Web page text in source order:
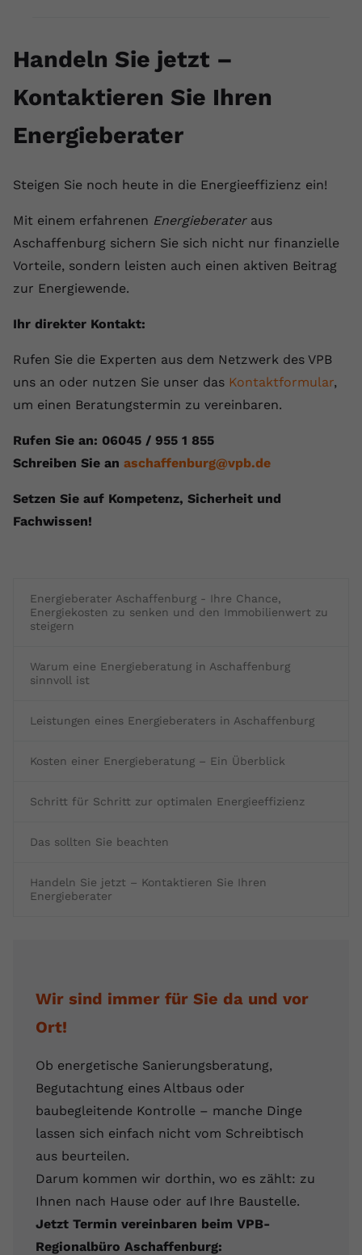
Energieberater Aschaffenburg - Ihre Chance,
Energiekosten zu senken und den Immobilienwert zu
steigern
Warum eine Energieberatung in Aschaffenburg
sinnvoll ist
Leistungen eines Energieberaters in Aschaffenburg
Kosten einer Energieberatung – Ein Überblick
Schritt für Schritt zur optimalen Energieeffizienz
Das sollten Sie beachten
Handeln Sie jetzt – Kontaktieren Sie Ihren
Energieberater
Wir sind immer für Sie da und vor
Ort!
Ob energetische Sanierungsberatung,
Begutachtung eines Altbaus oder
baubegleitende Kontrolle – manche Dinge
lassen sich einfach nicht vom Schreibtisch
aus beurteilen.
Darum kommen wir dorthin, wo es zählt: zu
Ihnen nach Hause oder auf Ihre Baustelle.
Jetzt Termin vereinbaren beim VPB-
Regionalbüro Aschaffenburg:
Handeln Sie jetzt –
Kontaktieren Sie Ihren
Energieberater
Steigen Sie noch heute in die Energieeffizienz ein!
Mit einem erfahrenen Energieberateraus
Aschaffenburg sichern Sie sich nicht nur finanzielle
Vorteile, sondern leisten auch einen aktiven Beitrag
zur Energiewende.
Ihr direkter Kontakt:
Rufen Sie die Experten aus dem Netzwerk des VPB
uns an oder nutzen Sie unser das Kontaktformular,
um einen Beratungstermin zu vereinbaren.
Rufen Sie an: 06045 / 955 1 855
Schreiben Sie an aschaffenburg@vpb.de
Setzen Sie auf Kompetenz, Sicherheit und
Fachwissen!